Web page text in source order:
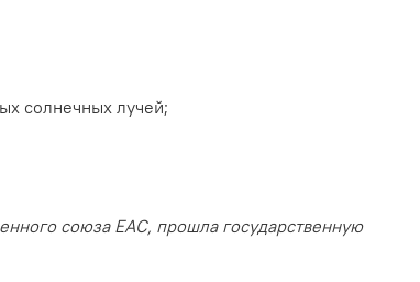
солнечных лучей;
союза EAC, прошла государственную